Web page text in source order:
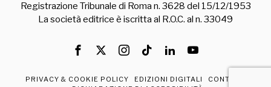
Registrazione Tribunale di Roma n. 3628 del 15/12/1953
La società editrice è iscritta al R.O.C. al n. 33049
PRIVACY & COOKIE POLICY EDIZIONI DIGITALI
CONTATTI